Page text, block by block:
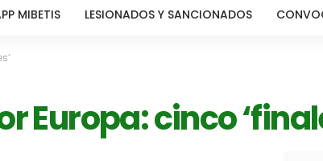
MIBETIS LESIONADOS Y SANCIONADOS
Europa: cinco